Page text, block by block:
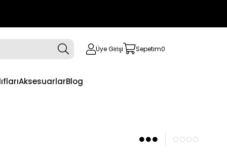
Üye Girişi Sepetim0
AksesuarlarBlog